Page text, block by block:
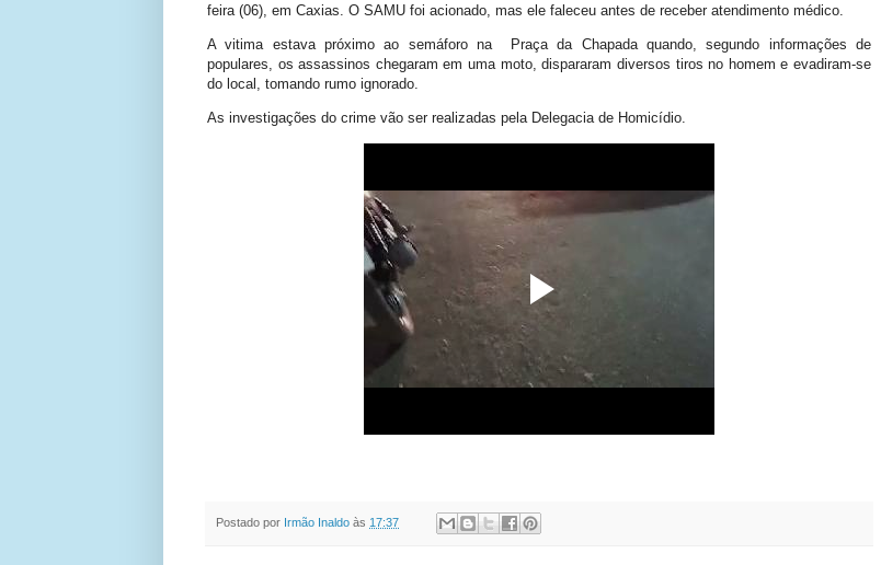
feira (06), em Caxias. O SAMU foi acionado, mas ele faleceu antes de receber atendimento médico.
A vitima estava próximo ao semáforo na Praça da Chapada quando, segundo informações de
populares, os assassinos chegaram em uma moto, dispararam diversos tiros no homem e evadiram-se
do local, tomando rumo ignorado.
As investigações do crime vão ser realizadas pela Delegacia de Homicídio.
Postado por Irmão Inaldo às 17:37